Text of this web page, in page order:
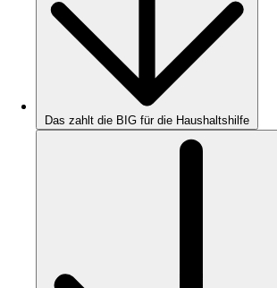
Das zahlt die BIG für die Haushaltshilfe